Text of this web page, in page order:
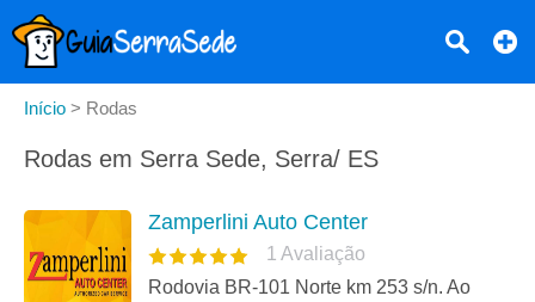
Início > Rodas
Rodas em Serra Sede, Serra/ ES
Zamperlini Auto Center
1 Avaliação
Rodovia BR-101 Norte km 253 s/n. Ao